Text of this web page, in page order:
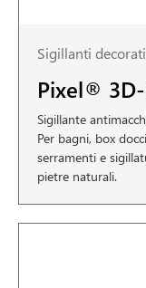
Sigillanti
Pixel®
Sigillante
Per bagni, box
serramenti e
pietre naturali.